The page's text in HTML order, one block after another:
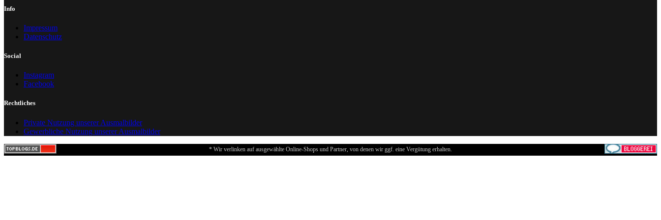
Info
Impressum
Datenschutz
Social
Instagram
Facebook
Rechtliches
Private Nutzung unserer Ausmalbilder
Gewerbliche Nutzung unserer Ausmalbilder
* Wir verlinken auf ausgewählte Online-Shops und Partner, von denen wir ggf. eine Vergütung erhalten.